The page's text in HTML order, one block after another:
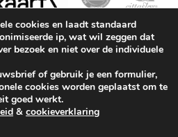
|| KvK: 41215421 || BTW:
||
Cookieverklaring||
cookies en laadt standaard
ip, wat wil zeggen dat
bezoek en niet over de individuele
of gebruik je een formulier,
cookies worden geplaatst om te
goed werkt.
& cookieverklaring